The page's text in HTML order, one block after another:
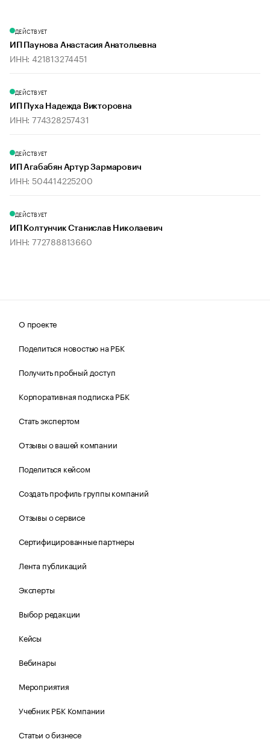
ДЕЙСТВУЕТ
ИП Паунова Анастасия Анатольевна
ИНН: 421813274451
ДЕЙСТВУЕТ
ИП Пуха Надежда Викторовна
ИНН: 774328257431
ДЕЙСТВУЕТ
ИП Агабабян Артур Зармарович
ИНН: 504414225200
ДЕЙСТВУЕТ
ИП Колтунчик Станислав Николаевич
ИНН: 772788813660
О проекте
Поделиться новостью на РБК
Получить пробный доступ
Корпоративная подписка РБК
Стать экспертом
Отзывы о вашей компании
Поделиться кейсом
Создать профиль группы компаний
Отзывы о сервисе
Сертифицированные партнеры
Лента публикаций
Эксперты
Выбор редакции
Кейсы
Вебинары
Мероприятия
Учебник РБК Компании
Статьи о бизнесе